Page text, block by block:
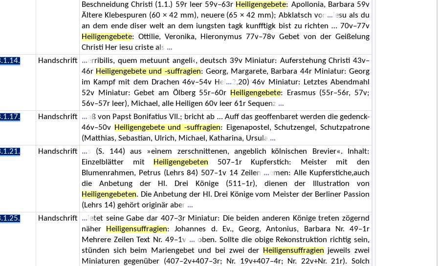
Beschneidung Christi (1.1.) 59r leer 59v–63r Heiligengebete: Apollonia, Barbara 59v
Ältere Klebespuren (60 × 42 mm), neuere (65 × 42 mm); Abklatsch von
iesu als du
an dem ende diser welt an dem iungsten tagk kunfftigk bist zu richten … 70v–77v
Heiligengebete: Ottilie, Veronika, Hieronymus 77v–78v Gebet von der Geißelung
Christi Her iesu criste als
Handschrift
erribilis, quem metuunt angeli‹, deutsch 39v Miniatur: Auferstehung Christi 43v–
46r Heiligengebete und -suffragien: Georg, Margarete, Barbara 44r Miniatur: Georg
im Kampf mit dem Drachen 46v–54v Hei
2,20) 46v Miniatur: Letztes Abendmahl
52v Miniatur: Gebet am Ölberg 55r–60r
Heiligengebete: Erasmus (55r–56r, 57v;
56v–57r leer), Michael, alle Heiligen 60v leer 61r Sequenz
Handschrift
aß von Papst Bonifatius VII.; bricht ab … Auff das geoffenbaret werden die gedenck-
46v–50v Heiligengebete und -suffragien: Eigenapostel, Schutzengel, Schutzpatrone
(Matthias, Sebastian, Ulrich, Michael, Katharina, Ursula,
Handschrift
s (S. 144) aus »einem zerschnittenen, angeblich kölnischen Brevier«. Inhalt:
Einzelblätter mit
Heiligengebeten 507–1r Kupferstich: Meister mit den
Blumenrahmen, Petrus (Lehrs 84) 507–1v 14 Zeilen
emen: Alle Kupferstiche,auch
die Anbetung der Hl. Drei Könige (511–1r), dienen der Illustration von
Heiligengebeten. Die Anbetung der Hl. Drei Könige vom Meister der Berliner Passion
(Lehrs 14) gehört originär aber
Handschrift
ietet seine Gabe dar 407–3r Miniatur: Die beiden anderen Könige treten zögernd
näher
Heiligensuffragien: Johannes d. Ev., Georg, Antonius, Barbara Nr. 49–1r
Mehrere Zeilen Text Nr. 49–1v
oben. Sollte die obige Rekonstruktion richtig sein,
stünden sich beim Mariengebet und bei zwei der
Heiligensuffragien jeweils zwei
Miniaturen gegenüber (407–2v+407–3r; Nr. 19v+407–4r; Nr. 22v+Nr. 21r). Solch